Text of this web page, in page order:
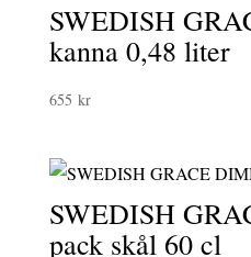
SWEDISH
kanna 0,48 liter
655 kr
SWEDISH
pack skål 60 cl